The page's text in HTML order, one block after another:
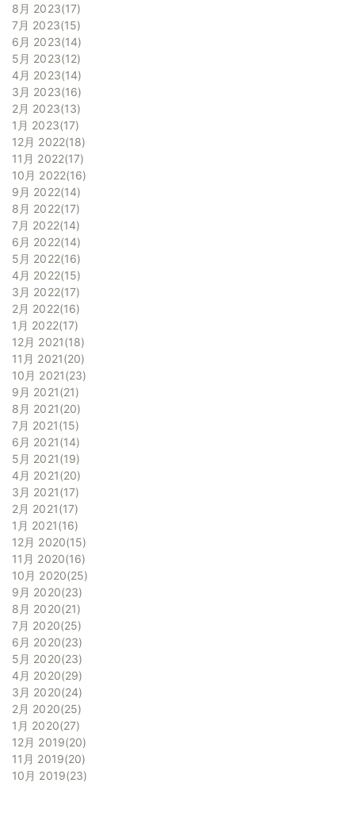
8月 2023 17
7月 2023 15
6月 2023 14
5月 2023 12
4月 2023 14
3月 2023 16
2月 2023 13
1月 2023 17
12月 2022 18
11月 2022 17
10月 2022 16
9月 2022 14
8月 2022 17
7月 2022 14
6月 2022 14
5月 2022 16
4月 2022 15
3月 2022 17
2月 2022 16
1月 2022 17
12月 2021 18
11月 2021 20
10月 2021 23
9月 2021 21
8月 2021 20
7月 2021 15
6月 2021 14
5月 2021 19
4月 2021 20
3月 2021 17
2月 2021 17
1月 2021 16
12月 2020 15
11月 2020 16
10月 2020 25
9月 2020 23
8月 2020 21
7月 2020 25
6月 2020 23
5月 2020 23
4月 2020 29
3月 2020 24
2月 2020 25
1月 2020 27
12月 2019 20
11月 2019 20
10月 2019 23